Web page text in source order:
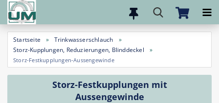
Direkt
zum
Hauptinhalt
Startseite » Trinkwasserschlauch
»
Storz-Kupplungen, Reduzierungen, Blinddeckel
»
Storz-Festkupplungen-Aussengewinde
Storz-Festkupplungen mit
Aussengewinde